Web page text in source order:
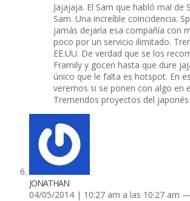
Jajajaja. El Sam que habló mal de
Sam. Una increí­ble coincidencia.
jamás dejarí­a esa compañí­a con
poco por un servicio ilimitado.
EE.UU. De verdad que se los
Framily y gocen hasta que dure
único que le falta es hotspot. En
veremos si se ponen con algo en
Tremendos proyectos del
JONATHAN
04/05/2014 | 10:27 am a las 10:27 am —